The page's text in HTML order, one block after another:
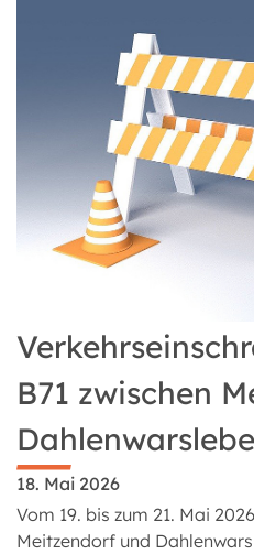
B71 zwischen
18. Mai 2026
Vom 19. bis zum 21. Mai
Meitzendorf und